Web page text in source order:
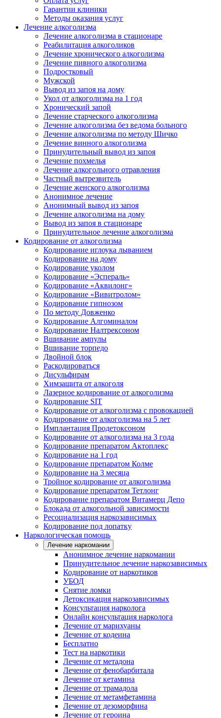
Гарантии клиники
Методы оказания услуг
Лечение алкоголизма
Лечение алкоголизма в стационаре
Реабилитация алкоголиков
Лечение хронического алкоголизма
Лечение пивного алкоголизма
Подростковый
Мужской
Вывод из запоя на дому
Укол от алкоголизма на 1 год
Хронический запой
Лечение старческого алкоголизма
Лечение алкоголизма без ведома больного
Лечение алкоголизма по методу Шичко
Лечение винного алкоголизма
Принудительный вывод из запоя
Лечение похмелья
Лечение алкогольного отравления
Частный вытрезвитель
Лечение женского алкоголизма
Анонимное лечение
Анонимный вывод из запоя
Лечение алкоголизма на дому
Вывод из запоя в стационаре
Принудительное лечение алкоголизма
Кодирование от алкоголизма
Кодирование иглоука лыванием
Кодирование на дому
Кодирование уколом
Кодирование «Эспераль»
Кодирование «Аквилонг»
Кодирование «Вивитролом»
Кодирование гипнозом
По методу Довженко
Кодирование Алгоминалом
Кодирование Налтрексоном
Вшивание ампулы
Вшивание торпедо
Двойной блок
Раскодироваться
Дисульфирам
Химзащита от алкоголя
Лазерное кодирование от алкоголизма
Кодирование SIT
Кодирование от алкоголизма с провокацией
Кодирование от алкоголизма на 5 лет
Имплантация Продетоксоном
Кодирование от алкоголизма на 3 года
Кодирование препаратом Актоплекс
Кодирование на 1 год
Кодирование препаратом Колме
Кодирование на 3 месяца
Тройное кодирование от алкоголизма
Кодирование препаратом Тетлонг
Кодирование препаратом Витамерц Депо
Блокада от алкогольной зависимости
Ресоциализация наркозависимых
Кодирование под лопатку
Наркологическая помощь
Лечение наркомании
Анонимное лечение наркомании
Принудительное лечение наркозависимых
Кодирование от наркотиков
УБОД
Снятие ломки
Детоксикация наркозависимых
Консультация нарколога
Онлайн консультация нарколога
Лечение от марихуаны
Лечение от кодеина
Бесплатно
Тест на наркотики
Лечение от метадона
Лечение от фенобарбитала
Лечение от кетамина
Лечение от трамадола
Лечение от метамфетамина
Лечение от дезоморфина
Лечение от героина